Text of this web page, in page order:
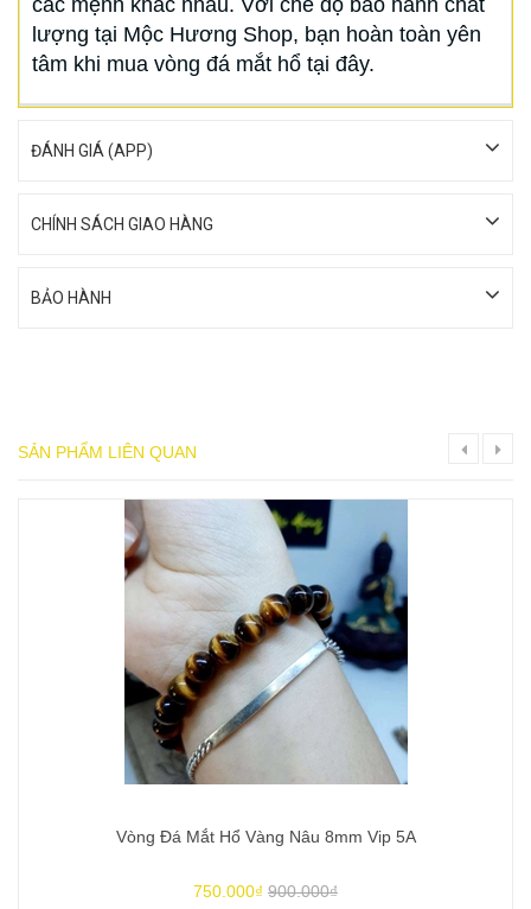
lượng tại Mộc Hương Shop, bạn hoàn toàn yên
tâm khi mua vòng đá mắt hổ tại đây.
ĐÁNH GIÁ (APP)
CHÍNH SÁCH GIAO HÀNG
BẢO HÀNH
SẢN PHẨM LIÊN QUAN
Vòng Đá Mắt Hổ Vàng Nâu 8mm Vip 5A
750.000₫ 900.000₫